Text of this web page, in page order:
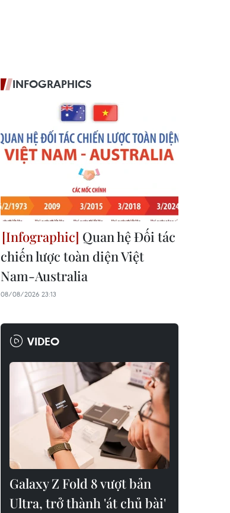
INFOGRAPHICS
Quan hệ Đối tác
chiến lược toàn diện Việt
Nam-Australia
08/08/2026 23:13
VIDEO
Galaxy Z Fold 8 vượt bản
Ultra, trở thành 'át chủ bài'